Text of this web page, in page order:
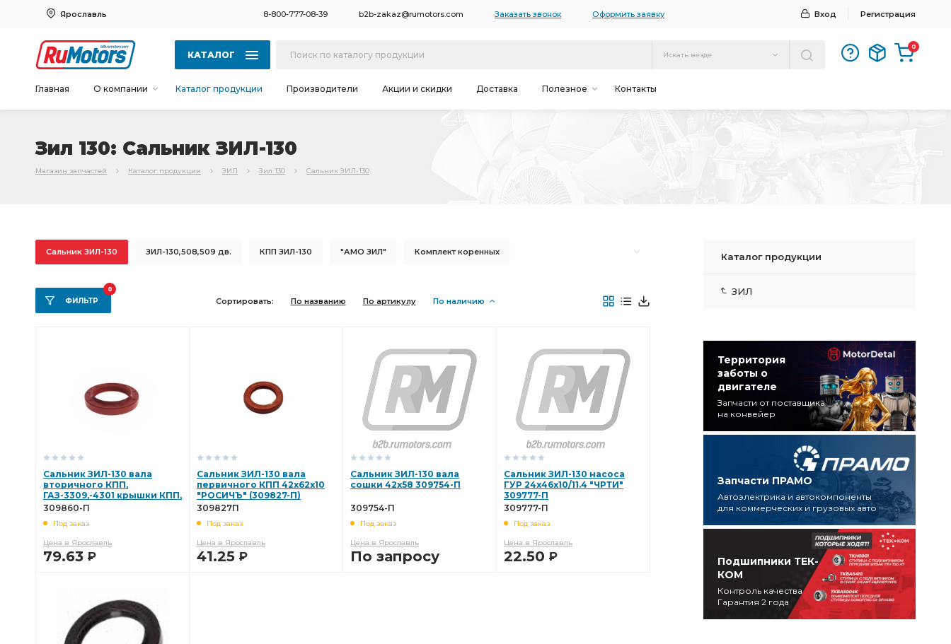
Ярославль 8-800-777-08-39 b2b-zakaz@rumotors.com Заказать звонок Оформить заявку Вход Регистрация
КАТАЛОГ Искать везде
0
Главная О компании Каталог продукции Производители Акции и скидки Доставка Полезное Контакты
Зил 130: Сальник ЗИЛ-130
Магазин запчастей Каталог продукции ЗИЛ Зил 130 Сальник ЗИЛ-130
Сальник ЗИЛ-130 ЗИЛ-130,508,509 дв. КПП ЗИЛ-130 "АМО ЗИЛ" Комплект коренных
Комплект коренных вкладышей
шатунных вкладышей
ФИЛЬТР
0
Сортировать: По названию По артикулу По наличию
Сальник ЗИЛ-130 вала
вторичного КПП,
ГАЗ-3309,-4301 крышки КПП,
58х84х16мм (309860П)
309860-П
Под заказ
Цена в Ярославль
79.63 Р
Сальник ЗИЛ-130 вала
первичного КПП 42х62х10
"РОСИЧЪ" (309827-П)
309827П
309827П
Под заказ
Цена в Ярославль
41.25 Р
Сальник ЗИЛ-130 вала
сошки 42х58 309754-П
309754-П
Под заказ
Цена в Ярославль
По запросу
Сальник ЗИЛ-130 насоса
ГУР 24х46х10/11.4 "ЧРТИ"
309777-П
309777-П
Под заказ
Цена в Ярославль
22.50 Р
Каталог продукции
ЗИЛ
Территория
заботы о
двигателе
Запчасти от поставщика
на конвейер
Запчасти ПРАМО
Автоэлектрика и автокомпоненты
для коммерческих и грузовых авто
Подшипники ТЕК-
КОМ
Контроль качества
Гарантия 2 года